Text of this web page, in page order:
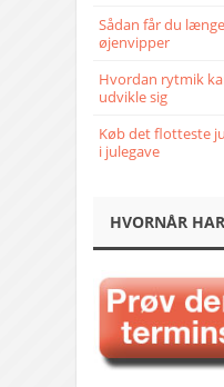
Sådan får du
øjenvipper
Hvordan rytmik
udvikle sig
Køb det flotteste
i julegave
HVORNÅR